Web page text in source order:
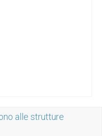
alle strutture